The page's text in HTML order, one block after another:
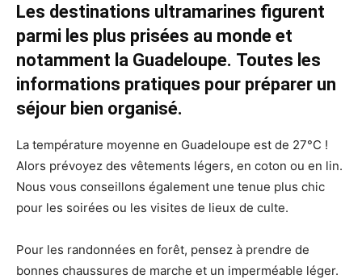
Les destinations ultramarines figurent
parmi les plus prisées au monde et
notamment la Guadeloupe. Toutes les
informations pratiques pour préparer un
séjour bien organisé.
La température moyenne en Guadeloupe est de 27°C !
Alors prévoyez des vêtements légers, en coton ou en lin.
Nous vous conseillons également une tenue plus chic
pour les soirées ou les visites de lieux de culte.
Pour les randonnées en forêt, pensez à prendre de
bonnes chaussures de marche et un imperméable léger.